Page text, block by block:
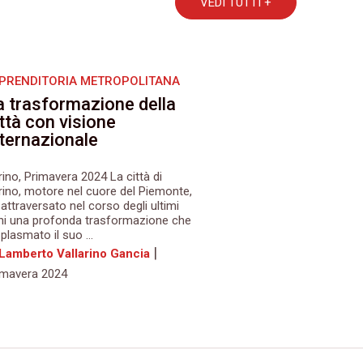
METROPOLITANA
trasformazione della
con visione
Primavera 2024 La città di
motore nel cuore del Piemonte,
nel corso degli ultimi
una profonda trasformazione che
il suo ...
Vallarino Gancia |
2024